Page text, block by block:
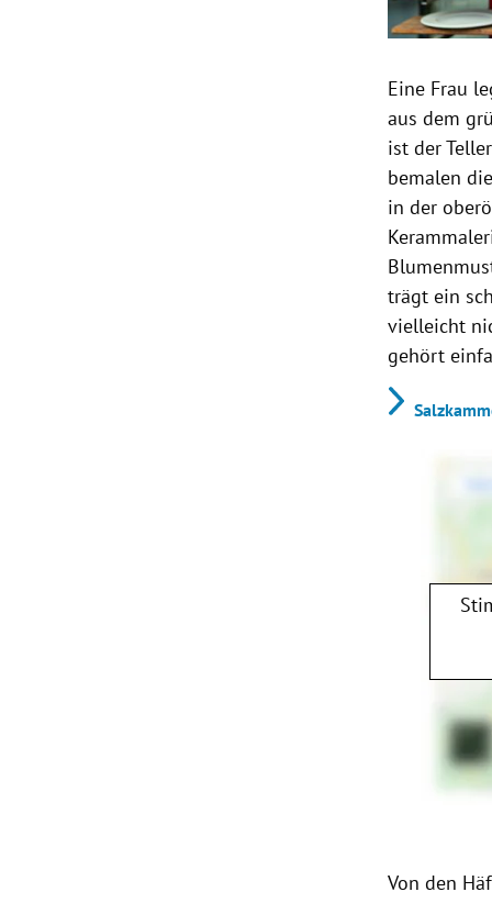
Eine Frau
aus dem
ist der
bemalen
in der
trägt ein
vielleicht
gehört
Von den